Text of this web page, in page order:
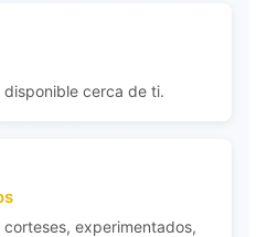
cerca de ti.
experimentados,